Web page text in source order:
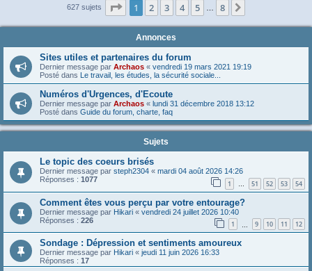
627 sujets Page 1sur8
1 2 3 4 5 8
Annonces
Sites utiles et partenaires du forum
Dernier message par Archaos « vendredi 19 mars 2021 19:19
Posté dans Le travail, les études, la sécurité sociale...
Numéros d'Urgences, d'Ecoute
Dernier message par Archaos « lundi 31 décembre 2018 13:12
Posté dans Guide du forum, charte, faq
Sujets
Le topic des coeurs brisés
Dernier message par steph2304 « mardi 04 août 2026 14:26
Réponses : 1077 1 … 51 52 53 54
Comment êtes vous perçu par votre entourage?
Dernier message par Hikari « vendredi 24 juillet 2026 10:40
Réponses : 226 1 9 10 11 12
Sondage : Dépression et sentiments amoureux
Dernier message par Hikari « jeudi 11 juin 2026 16:33
Réponses : 17